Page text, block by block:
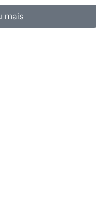
mais